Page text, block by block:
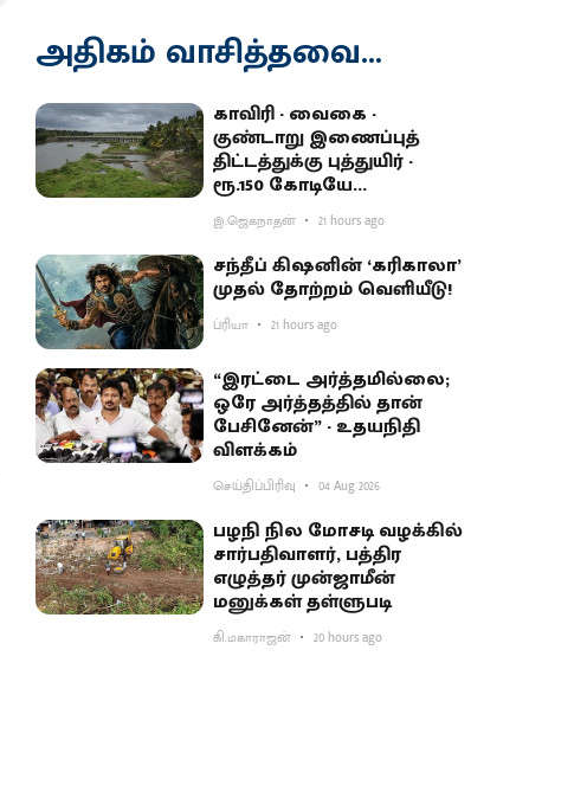
அதிகம் வாசித்தவை...
காவிரி - வைகை -
குண்டாறு இணைப்புத்
திட்டத்துக்கு புத்துயிர் -
ரூ.150 கோடியே
ஒதுக்கியதால் விவசாயிகள்
ஏமாற்றம்
இ.ஜெகநாதன் 21 hours ago
சந்தீப் கிஷனின் ‘கரிகாலா’
முதல் தோற்றம் வெளியீடு!
ப்ரியா 21 hours ago
“இரட்டை அர்த்தமில்லை;
ஒரே அர்த்தத்தில் தான்
பேசினேன்” - உதயநிதி
விளக்கம்
செய்திப்பிரிவு 04 Aug 2026
பழநி நில மோசடி வழக்கில்
சார்பதிவாளர், பத்திர
எழுத்தர் முன்ஜாமீன்
மனுக்கள் தள்ளுபடி
கி.மகாராஜன் 20 hours ago